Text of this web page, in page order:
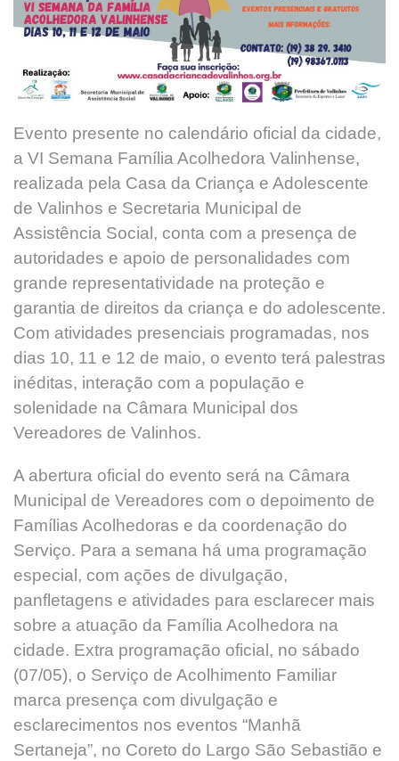
Evento presente no calendário oficial da cidade,
a VI Semana Família Acolhedora Valinhense,
realizada pela Casa da Criança e Adolescente
de Valinhos e Secretaria Municipal de
Assistência Social, conta com a presença de
autoridades e apoio de personalidades com
grande representatividade na proteção e
garantia de direitos da criança e do adolescente.
Com atividades presenciais programadas, nos
dias 10, 11 e 12 de maio, o evento terá palestras
inéditas, interação com a população e
solenidade na Câmara Municipal dos
Vereadores de Valinhos.
A abertura oficial do evento será na Câmara
Municipal de Vereadores com o depoimento de
Famílias Acolhedoras e da coordenação do
Serviço. Para a semana há uma programação
especial, com ações de divulgação,
panfletagens e atividades para esclarecer mais
sobre a atuação da Família Acolhedora na
cidade. Extra programação oficial, no sábado
(07/05), o Serviço de Acolhimento Familiar
marca presença com divulgação e
esclarecimentos nos eventos “Manhã
Sertaneja”, no Coreto do Largo São Sebastião e